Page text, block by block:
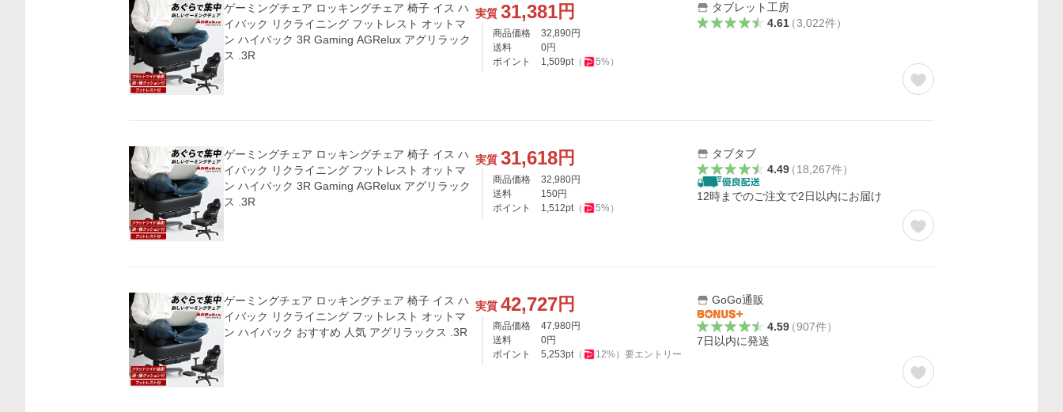
ゲーミングチェア ロッキングチェア 椅子 イス ハ
イバック リクライニング フットレスト オットマ
ン ハイバック 3R Gaming AGRelux アグリラック
ス .3R
実質 31,381円
商品価格 32,890円
送料
0円
ポイント
1,509pt（ 5%）
タブレット工房
4.61（3,022件）
ゲーミングチェア ロッキングチェア 椅子 イス ハ
イバック リクライニング フットレスト オットマ
ン ハイバック 3R Gaming AGRelux アグリラック
ス .3R
実質 31,618円
商品価格 32,980円
送料
150円
ポイント
1,512pt（ 5%）
タブタブ
4.49（18,267件）
12時までのご注文で2日以内にお届け
ゲーミングチェア ロッキングチェア 椅子 イス ハ
イバック リクライニング フットレスト オットマ
ン ハイバック おすすめ 人気 アグリラックス .3R
実質 42,727円
商品価格 47,980円
送料
0円
ポイント
5,253pt（ 12%） 要エントリー
GoGo通販
4.59（907件）
7日以内に発送